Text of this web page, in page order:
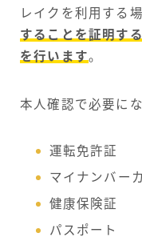
レイクを利用する
することを証明す
を行います。
本人確認で必要に
運転免許証
マイナンバー
健康保険証
パスポート